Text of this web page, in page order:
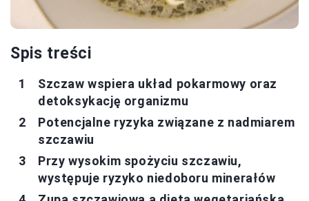
Spis treści
Szczaw wspiera układ pokarmowy oraz
detoksykację organizmu
Potencjalne ryzyka związane z nadmiarem
szczawiu
Przy wysokim spożyciu szczawiu,
występuje ryzyko niedoboru minerałów